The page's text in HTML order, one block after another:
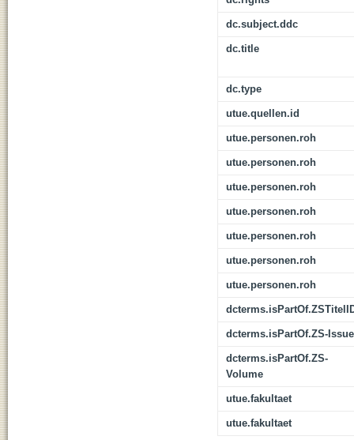
dc.subject.ddc
dc.title
dc.type
utue.quellen.id
utue.personen.roh
utue.personen.roh
utue.personen.roh
utue.personen.roh
utue.personen.roh
utue.personen.roh
utue.personen.roh
dcterms.isPartOf.ZS-Issue
dcterms.isPartOf.ZS-
Volume
utue.fakultaet
utue.fakultaet